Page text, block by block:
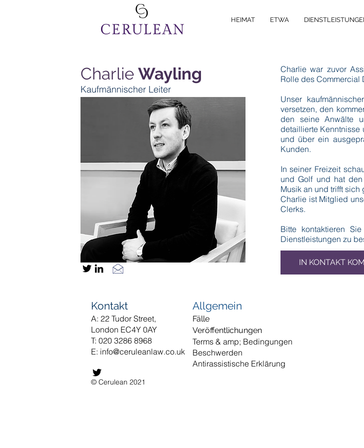
HEIMAT ETWA
CharlieWayling
Kaufmännischer Leiter
Charlie war zuvor
Rolle des Commercial
Unser
versetzen, den
den seine Anwälte
detaillierte
und über ein
Kunden.
In seiner Freizeit
und Golf und hat
Musik an und trifft sich
Charlie ist Mitglied
Clerks.
Bitte kontaktieren
Dienstleistungen zu
IN KONTAKT
Kontakt
A: 22 Tudor Street,
London EC4Y 0AY
T: 020 3286 8968
E: info@ceruleanlaw.co.uk
© Cerulean 2021
Allgemein
Fälle
Veröffentlichungen
Terms & amp; Bedingungen
Beschwerden
Antirassistische Erklärung